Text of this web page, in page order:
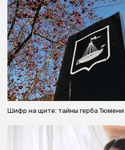
Шифр на щите: тайны герба Тюмени